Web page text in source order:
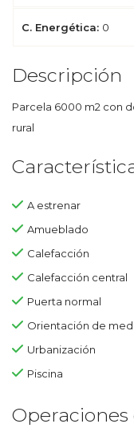
C. Energética: 0
Descripción
Parcela 6000 m2 con
rural
A estrenar
Amueblado
Calefacción
Calefacción central
Puerta normal
Orientación de
Urbanización
Piscina